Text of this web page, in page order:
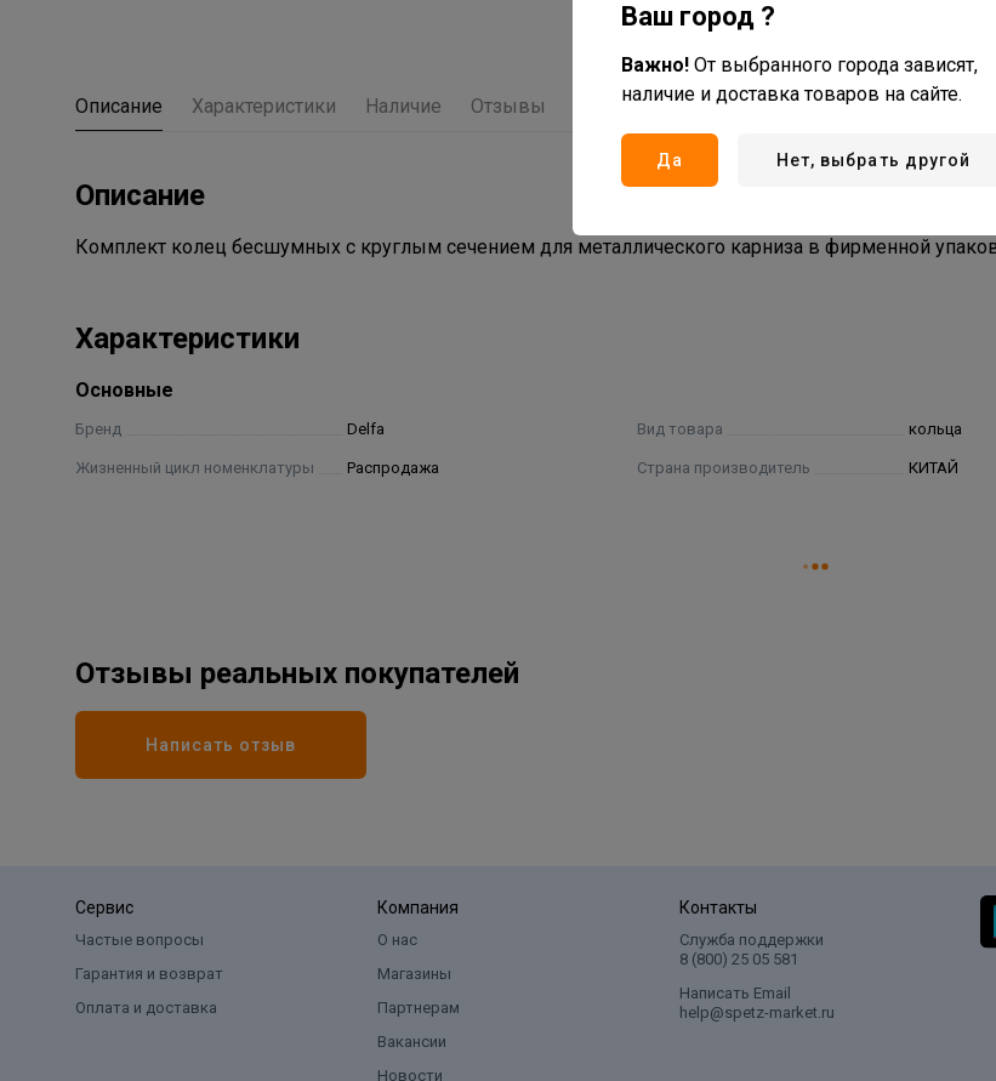
Описание Характеристики Наличие Отзывы
Описание
Комплект колец бесшумных с круглым сечением для металлического карниза в фирменной
Характеристики
Основные
Бренд Delfa
Жизненный цикл номенклатуры Распродажа
Вид товара кольца
Страна производитель КИТАЙ
Отзывы реальных покупателей
Написать отзыв
Сервис
Частые вопросы
Гарантия и возврат
Оплата и доставка
Компания
О нас
Магазины
Партнерам
Вакансии
Новости
Контакты
Служба поддержки
8 (800) 25 05 581
Написать Email
help@spetz-market.ru
Ваш город ?
Важно! От выбранного города зависят,
наличие и доставка товаров на сайте.
Да Нет, выбрать другой